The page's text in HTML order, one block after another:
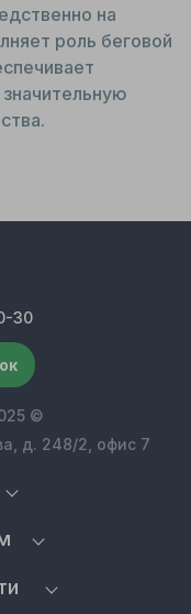
на
роль беговой
30
©
д. 248/2, офис 7